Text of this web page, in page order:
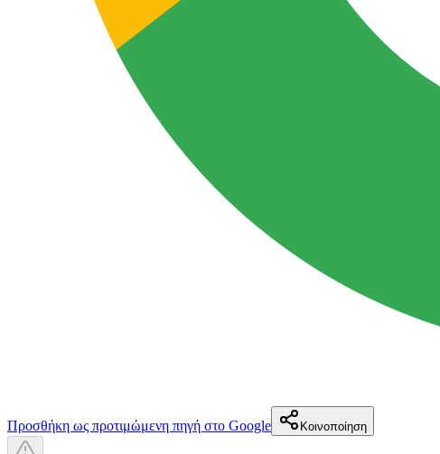
Προσθήκη ως προτιμώμενη πηγή στο Google Κοινοποίηση